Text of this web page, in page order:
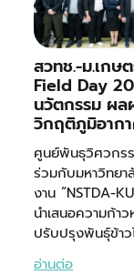
สวทช.-ม.เกษ
Field Day
นวัตกรรม ผ
วิกฤติภูมิอาก
ศูนย์พันธุวิศวกรร
ร่วมกับมหาวิทยา
งาน “NSTDA-
นำเสนอความก้า
ปรับปรุงพันธุ์ข้าว
อ่านต่อ